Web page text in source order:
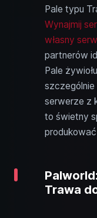
Pale typu
Wynajmij
własny
partnerów
Pale
serwerze z
to świetny
Trawa